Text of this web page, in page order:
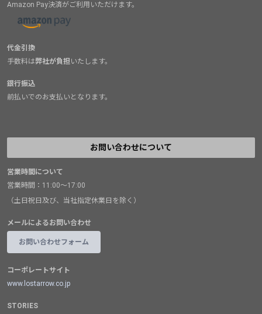
Amazon Pay決済がご利用いただけます。
代金引換
手数料は弊社が負担いたします。
銀行振込
前払いでのお支払いとなります。
お問い合わせについて
営業時間について
営業時間：11:00～17:00
（土日祝日及び、当社指定休業日を除く）
メールによるお問い合わせ
お問い合わせフォーム
コーポレートサイト
www.lostarrow.co.jp
STORIES